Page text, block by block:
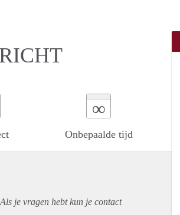
∞
Onbepaalde tijd
je vragen hebt kun je contact